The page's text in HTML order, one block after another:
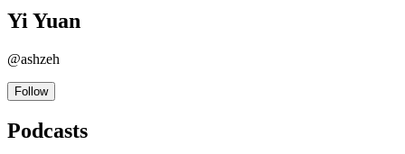
Yi Yuan
@ashzeh
Follow
Podcasts